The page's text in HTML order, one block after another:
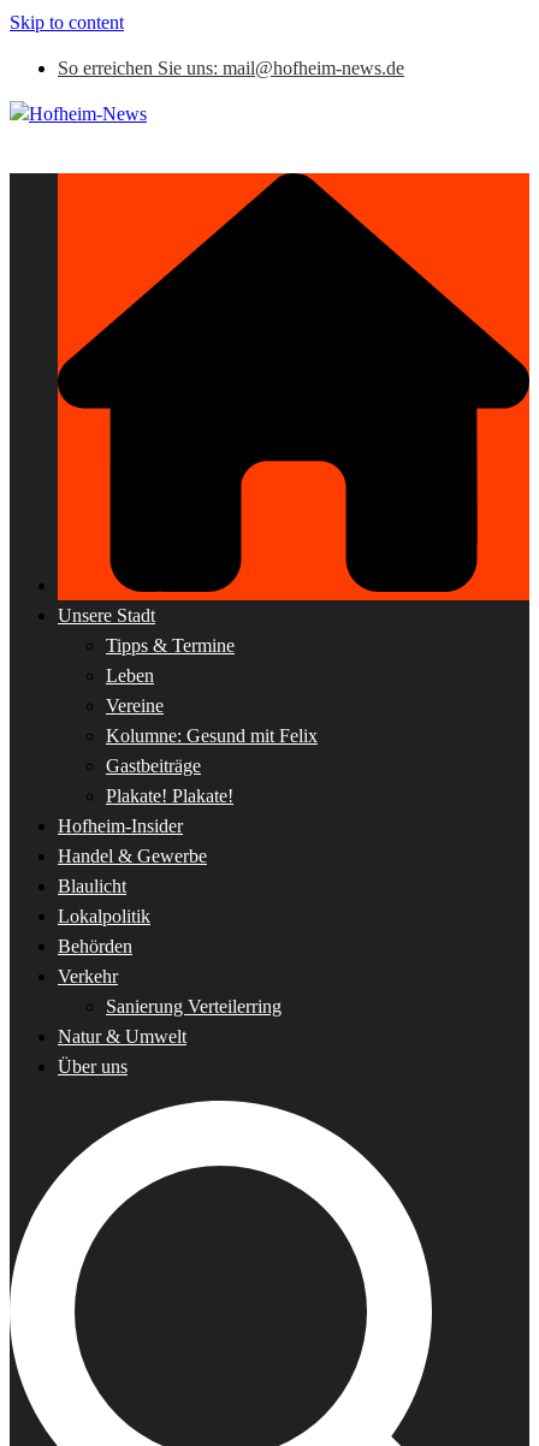
Skip to content
So erreichen Sie uns: mail@hofheim-news.de
Unsere Stadt
Tipps & Termine
Leben
Vereine
Kolumne: Gesund mit Felix
Gastbeiträge
Plakate! Plakate!
Hofheim-Insider
Handel & Gewerbe
Blaulicht
Lokalpolitik
Behörden
Verkehr
Sanierung Verteilerring
Natur & Umwelt
Über uns